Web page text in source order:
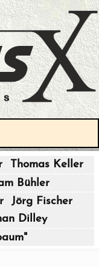
Thomas Keller
Bühler
Jörg Fischer
Dilley